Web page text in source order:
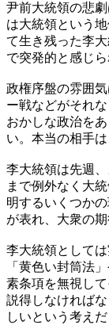
尹前大統領の悲
は大統領という
て生き残った李
で突発的と感じ
政権序盤の雰囲
ー戦などがそれ
おかしな政治を
い。本当の相手
李大統領は先週
まで例外なく大
明するいくつか
が表れ、大衆の
李大統領として
「黄色い封筒法
素条項を無視し
説得しなければ
しいという考え